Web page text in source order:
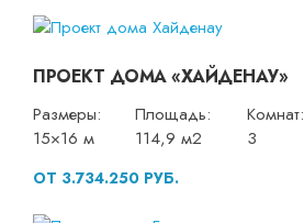
ПРОЕКТ ДОМА «ХАЙДЕНАУ»
Размеры:
15×16 м
Площадь:
114,9 м2
Комнат:
3
ОТ 3.734.250 РУБ.